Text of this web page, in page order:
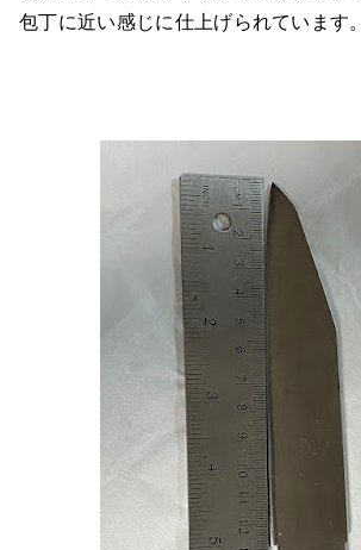
包丁に近い感じに仕上げられています。